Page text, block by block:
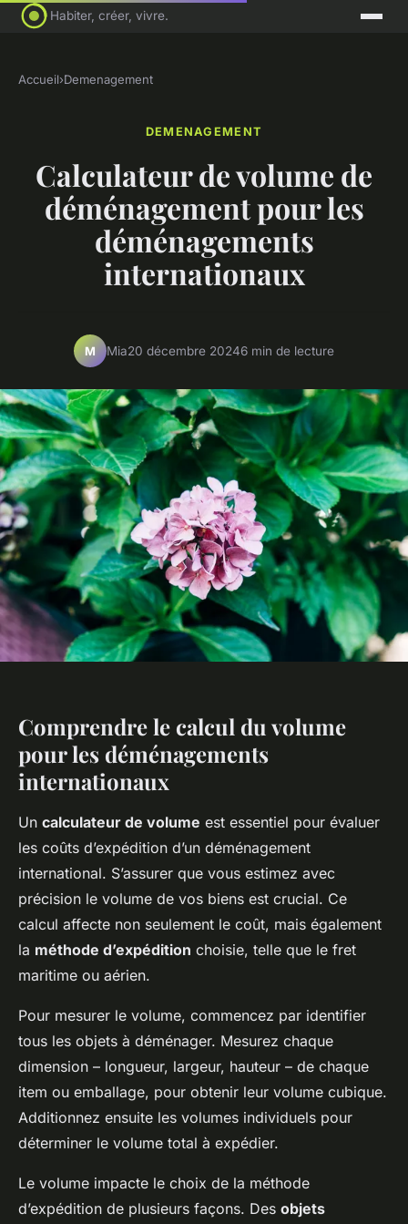
Habiter, créer, vivre.
Accueil›Demenagement
DEMENAGEMENT
Calculateur de volume de
déménagement pour les
déménagements
internationaux
M Mia20 décembre 20246 min de lecture
Comprendre le calcul du volume
pour les déménagements
internationaux
Un calculateur de volume est essentiel pour évaluer
les coûts d’expédition d’un déménagement
international. S’assurer que vous estimez avec
précision le volume de vos biens est crucial. Ce
calcul affecte non seulement le coût, mais également
la méthode d’expédition choisie, telle que le fret
maritime ou aérien.
Pour mesurer le volume, commencez par identifier
tous les objets à déménager. Mesurez chaque
dimension – longueur, largeur, hauteur – de chaque
item ou emballage, pour obtenir leur volume cubique.
Additionnez ensuite les volumes individuels pour
déterminer le volume total à expédier.
Le volume impacte le choix de la méthode
d’expédition de plusieurs façons. Des objets